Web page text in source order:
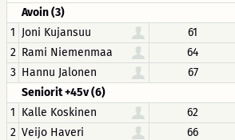
Avoin (3)
1 Joni Kujansuu 61
2 Rami Niemenmaa 64
3 Hannu Jalonen 67
Seniorit +45v (6)
1 Kalle Koskinen 62
2 Veijo Haveri 66